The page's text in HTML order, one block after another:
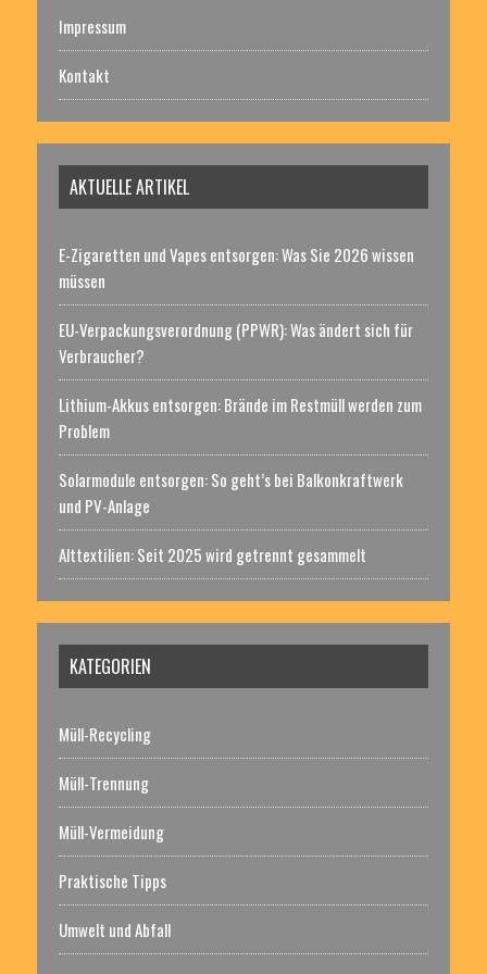
Impressum
Kontakt
AKTUELLE ARTIKEL
E-Zigaretten und Vapes entsorgen: Was Sie 2026 wissen
müssen
EU-Verpackungsverordnung (PPWR): Was ändert sich für
Verbraucher?
Lithium-Akkus entsorgen: Brände im Restmüll werden zum
Problem
Solarmodule entsorgen: So geht’s bei Balkonkraftwerk
und PV-Anlage
Alttextilien: Seit 2025 wird getrennt gesammelt
KATEGORIEN
Müll-Recycling
Müll-Trennung
Müll-Vermeidung
Praktische Tipps
Umwelt und Abfall